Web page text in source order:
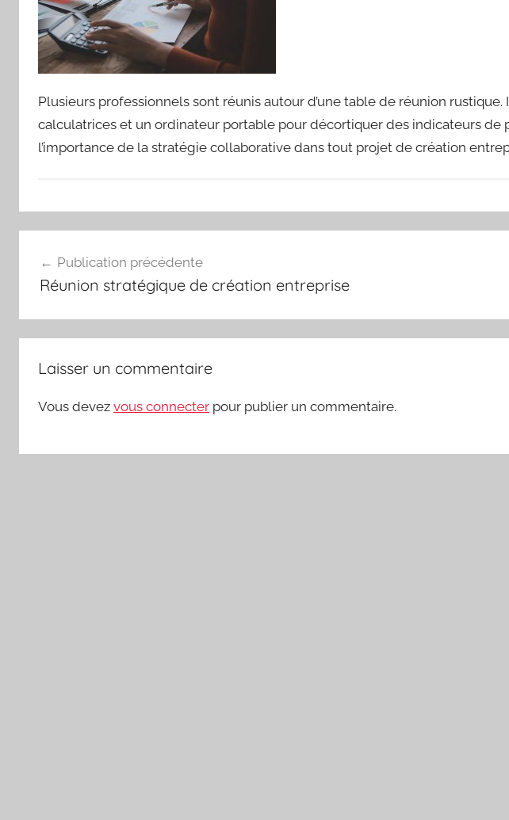
Plusieurs professionnels sont réunis autour d’une table de réunion
calculatrices et un ordinateur portable pour décortiquer des indicateurs de
l’importance de la stratégie collaborative dans tout projet de création
de
Publication précédente
Réunion stratégique de création entreprise
Laisser un commentaire
Vous devez vous connecter pour publier un commentaire.